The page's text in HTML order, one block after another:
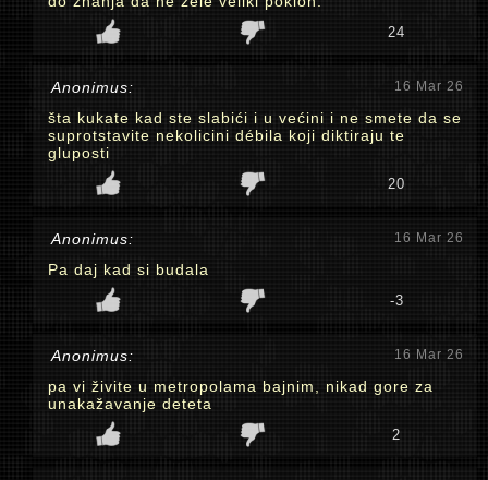
24
Anonimus: 16 Mar 26
šta kukate kad ste slabići i u većini i ne smete da se
suprotstavite nekolicini débila koji diktiraju te
gluposti
20
Anonimus: 16 Mar 26
Pa daj kad si budala
-3
Anonimus: 16 Mar 26
pa vi živite u metropolama bajnim, nikad gore za
unakažavanje deteta
2